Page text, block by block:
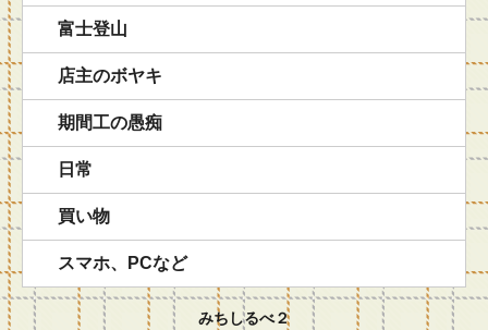
富士登山
店主のボヤキ
期間工の愚痴
日常
買い物
スマホ、PCなど
みちしるべ２